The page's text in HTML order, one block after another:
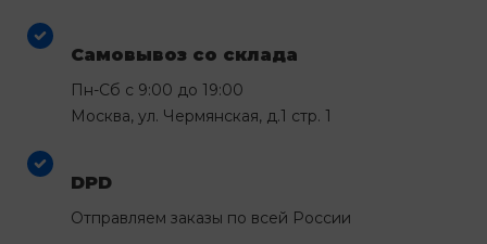
Самовывоз со склада
Пн-Сб с 9:00 до 19:00
Москва, ул. Чермянская, д.1 стр. 1
DPD
Отправляем заказы по всей России